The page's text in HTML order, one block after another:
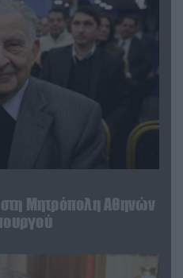
στη Μητρόπολη Αθηνών